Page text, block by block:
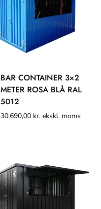
BAR CONTAINER 3×2
METER ROSA BLÅ RAL
5012
30.690,00 kr. ekskl. moms